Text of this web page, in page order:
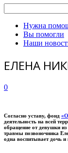
Нужна
Вы помогли
Наши
ЕЛЕНА
0
Согласно уставу, фонд
деятельность на всей
обращение от девушки
травмы позвоночника
одна воспитывает дочь